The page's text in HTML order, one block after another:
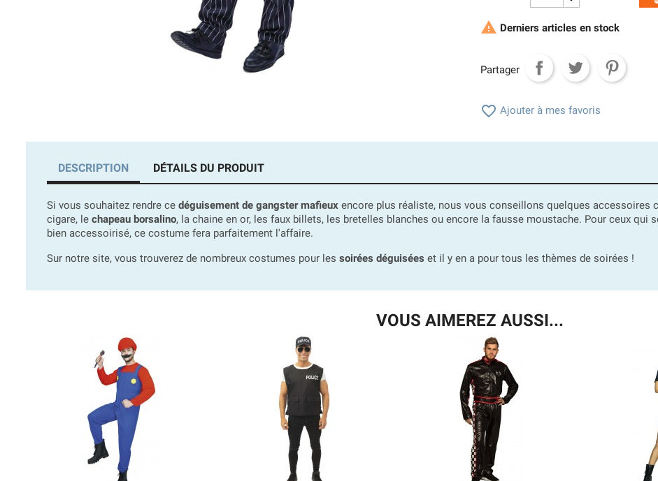
 Derniers articles en stock
Partager
 Ajouter à mes favoris
DESCRIPTION DÉTAILS DU PRODUIT
Si vous souhaitez rendre ce déguisement de gangster mafieux encore plus réaliste, nous vous conseillons quelques
cigare, le chapeau borsalino, la chaine en or, les faux billets, les bretelles blanches ou encore la fausse moustache. Pour ceux qui
bien accessoirisé, ce costume fera parfaitement l'affaire.
Sur notre site, vous trouverez de nombreux costumes pour les soirées déguisées et il y en a pour tous les thèmes de soirées !
VOUS AIMEREZ AUSSI...